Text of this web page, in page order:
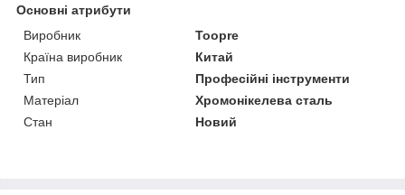
Основні атрибути
Виробник
Toopre
Країна виробник
Китай
Тип
Професійні інструменти
Матеріал
Хромонікелева сталь
Стан
Новий